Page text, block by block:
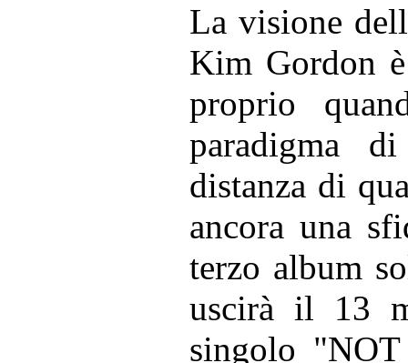
La visione
Kim Gordon
proprio
paradigma
distanza di
ancora una
terzo album
uscirà il 13
singolo